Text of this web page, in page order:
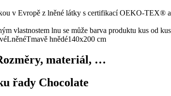
v Evropě z lněné látky s certifikací OEKO-
vlastnostem lnu se může barva produktu kus od
LněnéTmavě hnědé140x200 cm
materiál, …
řady Chocolate